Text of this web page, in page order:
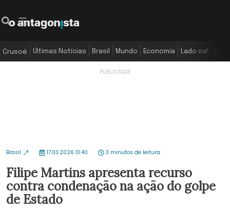
Crusoé Últimas Notícias Brasil Mundo Economia Lado oa!
Brasil 17.03.2026 13:40 3 minutos de leitura
Filipe Martins apresenta recurso
contra condenação na ação do golpe
de Estado